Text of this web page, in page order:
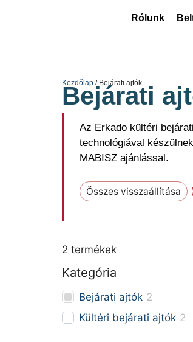
Rólunk
Kezdőlap / Bejárati ajtók
Bejárati
Az Erkado kültéri
technológiával
MABISZ ajánlással.
Összes visszaállítása
2 termékek
Kategória
Bejárati ajtók 2
Kültéri bejárati ajtók 2